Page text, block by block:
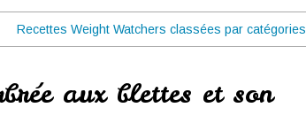
Recettes Weight Watchers classées par catégories
aux blettes et son